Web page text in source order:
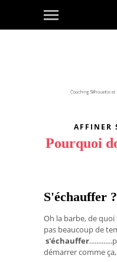
AFFINER
Pourquoi
S'échauffer ?
Oh la barbe, de quoi
pas beaucoup de
s'échauffer
démarrer comme